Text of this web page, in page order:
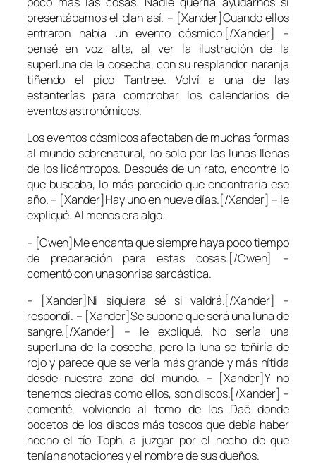
presentábamos el plan así. – [Xander]Cuando ellos
entraron había un evento cósmico.[/Xander] –
pensé en voz alta, al ver la ilustración de la
superluna de la cosecha, con su resplandor naranja
tiñendo el pico Tantree. Volví a una de las
estanterías para comprobar los calendarios de
eventos astronómicos.
Los eventos cósmicos afectaban de muchas formas
al mundo sobrenatural, no solo por las lunas llenas
de los licántropos. Después de un rato, encontré lo
que buscaba, lo más parecido que encontraría ese
año. – [Xander]Hay uno en nueve días.[/Xander] – le
expliqué. Al menos era algo.
– [Owen]Me encanta que siempre haya poco tiempo
de preparación para estas cosas.[/Owen] –
comentó con una sonrisa sarcástica.
– [Xander]Ni siquiera sé si valdrá.[/Xander] –
respondí. – [Xander]Se supone que será una luna de
sangre.[/Xander] – le expliqué. No sería una
superluna de la cosecha, pero la luna se teñiría de
rojo y parece que se vería más grande y más nítida
desde nuestra zona del mundo. – [Xander]Y no
tenemos piedras como ellos, son discos.[/Xander] –
comenté, volviendo al tomo de los Daë donde
bocetos de los discos más toscos que debía haber
hecho el tío Toph, a juzgar por el hecho de que
tenían anotaciones y el nombre de sus dueños.